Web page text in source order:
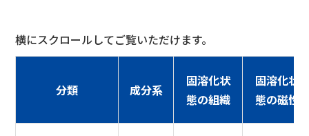
横にスクロールしてご覧いただけます。
分類 成分系
固溶化状
態の組織
固溶化状
態の磁性